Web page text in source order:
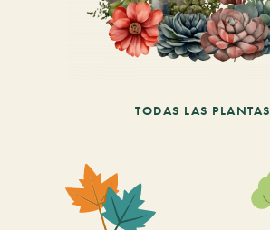
TODAS LAS PLANTAS